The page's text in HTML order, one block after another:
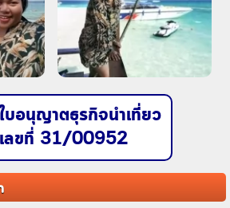
ใบอนุญาตธุรกิจนำเที่ยว
เลขที่ 31/00952